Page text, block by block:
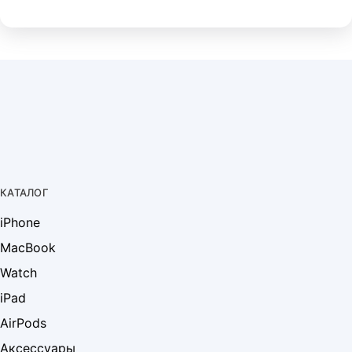
КАТАЛОГ
iPhone
MacBook
Watch
iPad
AirPods
Аксессуары